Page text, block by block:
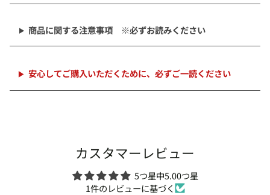
追
商品に関する注意事項 ※必ずお読みください
安心してご購入いただくために、必ずご一読ください
カスタマーレビュー
5つ星中5.00つ星
1件のレビューに基づく